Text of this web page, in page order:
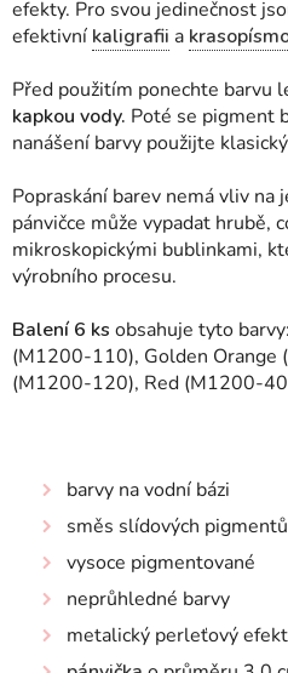
efekty. Pro svou jedinečnost
efektivní kaligrafii a
Před použitím ponechte barvu
kapkou vody. Poté se pigment
nanášení barvy použijte
Popraskání barev nemá vliv na
pánvičce může vypadat hrubě,
mikroskopickými bublinkami,
výrobního procesu.
Balení 6 ks obsahuje tyto barvy:
(M1200-110), Golden Orange
(M1200-120), Red (M1200-
barvy na vodní bázi
směs slídových
vysoce pigmentované
neprůhledné barvy
metalický perleťový efekt